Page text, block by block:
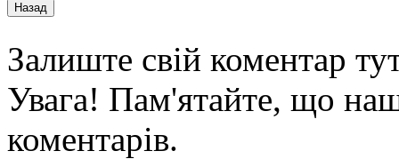
Залиште свій коментар
Увага! Пам'ятайте, що
коментарів.